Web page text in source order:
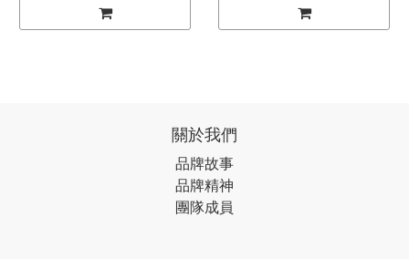
關於我們
品牌故事
品牌精神
團隊成員